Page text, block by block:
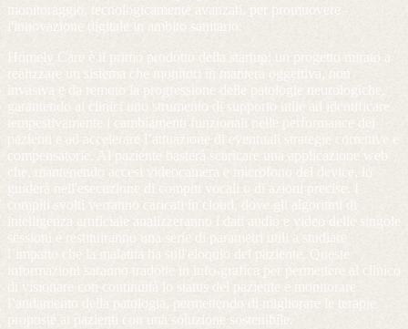
monitoraggio, tecnologicamente avanzati, per promuovere
l'innovazione digitale in ambito sanitario.
Homely Care è il primo prodotto della startup: un progetto mirato a
realizzare un sistema che monitori in maniera oggettiva, non
invasiva e da remoto la progressione delle patologie neurologiche,
garantendo ai clinici uno strumento di supporto utile ad identificare
tempestivamente i cambiamenti funzionali nelle performance dei
pazienti e ad accelerare l’attuazione di eventuali strategie correttive e
compensatorie. Al paziente basterà scaricare una applicazione web
che, mantenendo accesi videocamera e microfono del device, lo
guiderà nell'esecuzione di compiti vocali o di azioni precise. I
compiti svolti verranno caricati in cloud, dove gli algoritmi di
intelligenza artificiale analizzeranno i dati audio e video delle singole
sessioni e restituiranno una serie di parametri utili a studiare
l’impatto che la malattia ha sull'eloquio del paziente. Queste
informazioni saranno tradotte in info-grafica per permettere al clinico
di visionare con continuità lo status del paziente e monitorare
l’andamento della patologia, permettendo di migliorare le terapie
proposte ai pazienti con una soluzione sostenibile.